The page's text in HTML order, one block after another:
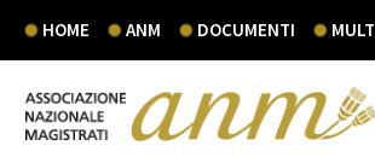
HOME ANM DOCUMENTI